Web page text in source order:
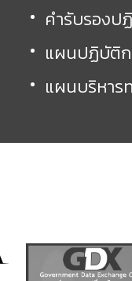
คำรับรองป
แผนปฏิบัติ
แผนบริหาร